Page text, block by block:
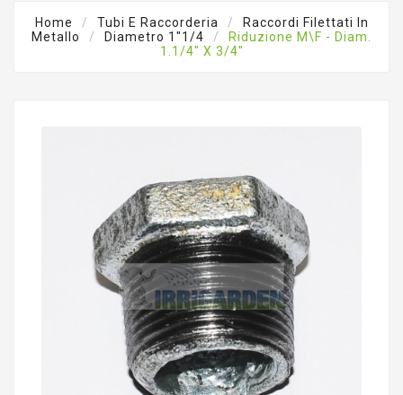
Home Tubi E Raccorderia
Raccordi Filettati In
Metallo
Diametro 1"1/4
Riduzione M\F - Diam.
1.1/4" X 3/4"